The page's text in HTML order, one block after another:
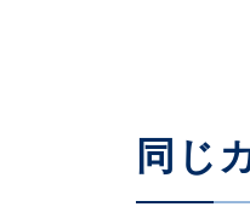
同じ